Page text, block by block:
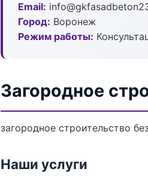
Email:
Город: Воронеж
Режим работы:
Загородное
загородное строительство
Наши услуги